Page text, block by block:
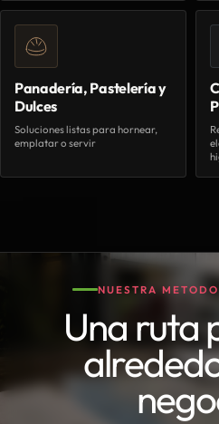
Panadería, Pastelería y
Dulces
Soluciones listas para hornear,
emplatar o servir
NUESTRA
Una ruta